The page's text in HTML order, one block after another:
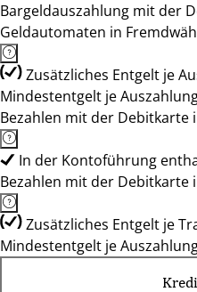
Bargeldauszahlung mit der
Geldautomaten in
Zusätzliches Entgelt je
Mindestentgelt je
Bezahlen mit der Debitkarte
In der Kontoführung
Bezahlen mit der Debitkarte
Zusätzliches Entgelt je
Mindestentgelt je